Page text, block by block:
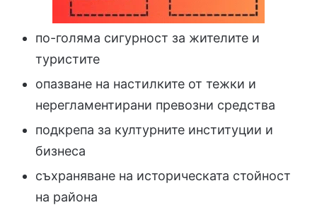
по-голяма сигурност за жителите и
туристите
опазване на настилките от тежки и
нерегламентирани превозни средства
подкрепа за културните институции и
бизнеса
съхраняване на историческата стойност
на района